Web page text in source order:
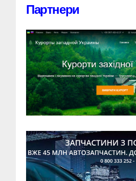
Партнери